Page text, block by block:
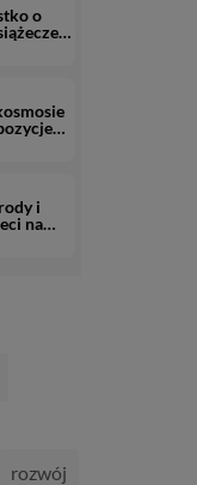
o
i
i
na
rozwój